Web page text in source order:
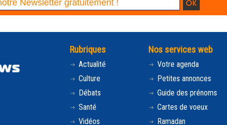
Rubriques
Actualité
Culture
Débats
Santé
Vidéos
Nos services web
Votre agenda
Petites annonces
Guide des prénoms
Cartes de voeux
Ramadan